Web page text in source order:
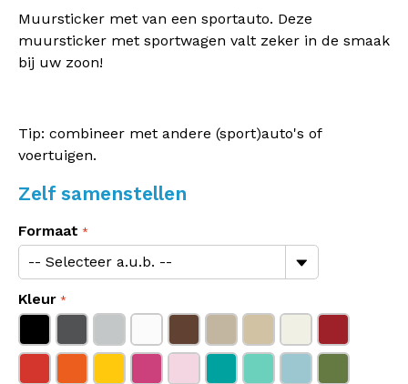
Muursticker met van een sportauto. Deze
muursticker met sportwagen valt zeker in de smaak
bij uw zoon!
Tip: combineer met andere (sport)auto's of
voertuigen.
Zelf samenstellen
Formaat
Kleur